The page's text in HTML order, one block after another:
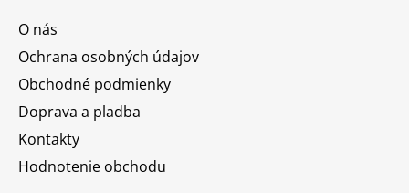
O nás
Ochrana osobných údajov
Obchodné podmienky
Doprava a pladba
Kontakty
Hodnotenie obchodu